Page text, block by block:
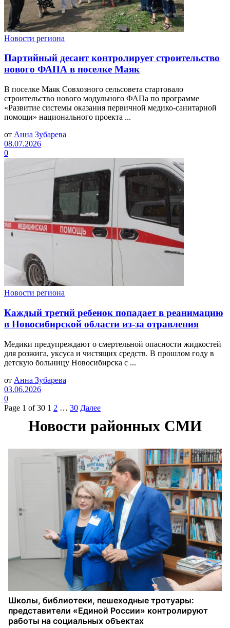
Новости региона
Партийный десант контролирует строительство
нового ФАПА в поселке Маяк
В поселке Маяк Совхозного сельсовета стартовало
строительство нового модульного ФАПа по программе
«Развитие системы оказания первичной медико-санитарной
помощи» национального проекта ...
от Анна Зубарева
08.07.2026
0
Новости региона
Каждый третий ребенок попадает в реанимацию
в Новосибирской области из-за отравления
Медики предупреждают о смертельной опасности жидкостей
для розжига, уксуса и чистящих средств. В прошлом году в
детскую больницу Новосибирска с ...
от Анна Зубарева
03.06.2026
0
Page 1 of 30 1 2 … 30 Далее